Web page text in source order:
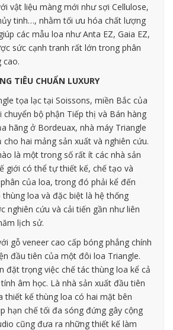
vật liệu màng mới như sợi Cellulose,
tinh…, nhằm tối ưu hóa chất lượng
các mẫu loa như Anta EZ, Gaia EZ,
sức cạnh tranh rất lớn trong phân
cao.
TIÊU CHUẨN LUXURY
tọa lạc tại Soissons, miền Bắc của
chuyển bộ phận Tiếp thị và Bán hàng
hãng ở Bordeuax, nhà máy Triangle
hai mảng sản xuất và nghiên cứu.
là một trong số rất ít các nhà sản
giới có thể tự thiết kế, chế tạo và
của loa, trong đó phải kể đến
loa và đặc biệt là hệ thống
nghiên cứu và cải tiến gần như liên
lịch sử.
gỗ veneer cao cấp bóng phẳng chính
đầu tiên của một đôi loa Triangle.
đặt trọng việc chế tác thùng loa kể cả
âm học. Là nhà sản xuất đầu tiên
thiết kế thùng loa có hai mặt bên
hạn chế tối đa sóng đứng gây cộng
cũng đưa ra những thiết kế làm